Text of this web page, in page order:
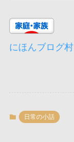
にほんブログ村
日常の小話